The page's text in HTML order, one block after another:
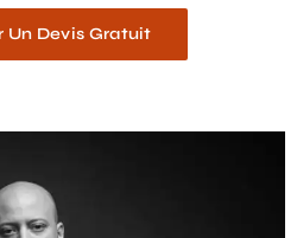
Un Devis Gratuit